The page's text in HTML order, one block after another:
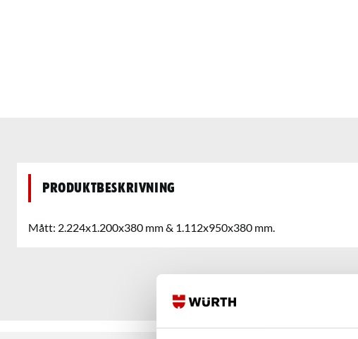
Produktbeskrivning
Mått: 2.224x1.200x380 mm & 1.112x950x380 mm.